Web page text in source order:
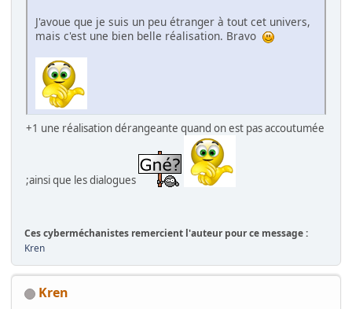
J'avoue que je suis un peu étranger à tout cet univers,
mais c'est une bien belle réalisation. Bravo
+1 une réalisation dérangeante quand on est pas accoutumée
;ainsi que les dialogues
Ces cyberméchanistes remercient l'auteur pour ce message :
Kren
Kren